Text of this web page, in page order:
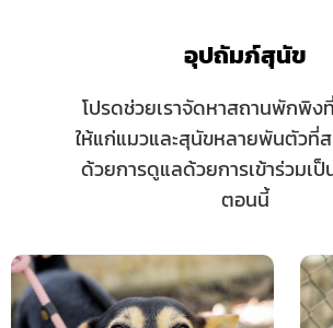
อุปถัมภ์สุนัข
โปรดช่วยเราจัดหาสถานพักพิ
ให้แก่แมวและสุนัขหลายพันตัวที่ส
ด้วยการดูแลด้วยการเข้าร่วมเ
ตอนนี้